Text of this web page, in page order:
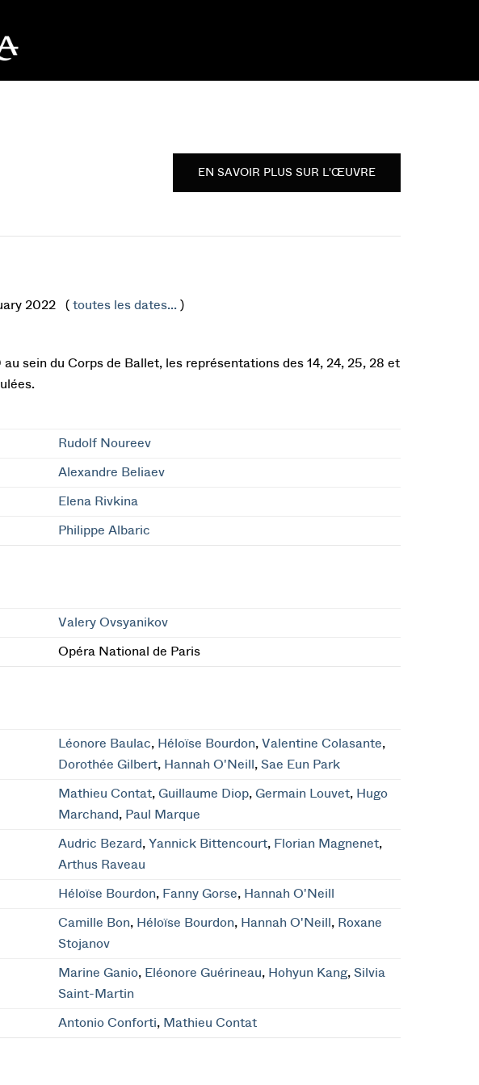
EN SAVOIR PLUS SUR L'ŒUVRE
2022 ( toutes les dates...)
sein du Corps de Ballet, les représentations des 14, 24, 25, 28 et
Rudolf Noureev
Alexandre Beliaev
Elena Rivkina
Philippe Albaric
Valery Ovsyanikov
Opéra National de Paris
Léonore Baulac, Héloïse Bourdon,Valentine Colasante,
Dorothée Gilbert, Hannah O'Neill ,Sae Eun Park
Mathieu Contat,Guillaume Diop,Germain Louvet, Hugo
Marchand, Paul Marque
Audric Bezard,Yannick Bittencourt, Florian Magnenet,
Arthus Raveau
Héloïse Bourdon, Fanny Gorse, Hannah O'Neill
Camille Bon, Héloïse Bourdon, Hannah O'Neill , Roxane
Stojanov
Marine Ganio, Eléonore Guérineau, Hohyun Kang,Silvia
Saint-Martin
Antonio Conforti, Mathieu Contat